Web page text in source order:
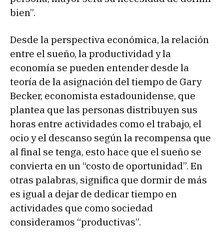
bien”.
Desde la perspectiva económica, la relación
entre el sueño, la productividad y la
economía se pueden entender desde la
teoría de la asignación del tiempo de Gary
Becker, economista estadounidense, que
plantea que las personas distribuyen sus
horas entre actividades como el trabajo, el
ocio y el descanso según la recompensa que
al final se tenga, esto hace que el sueño se
convierta en un “costo de oportunidad”. En
otras palabras, significa que dormir de más
es igual a dejar de dedicar tiempo en
actividades que como sociedad
consideramos “productivas”.